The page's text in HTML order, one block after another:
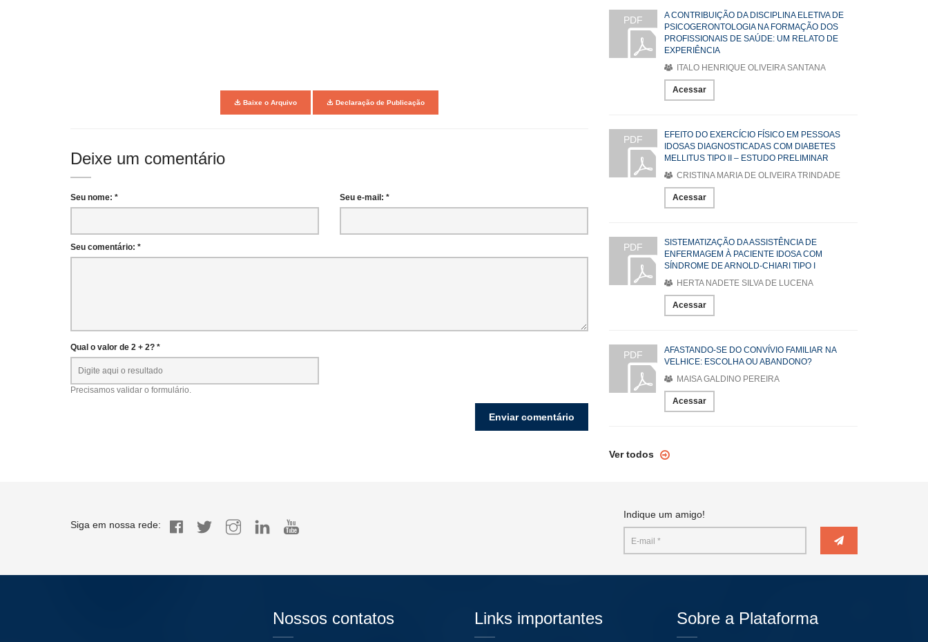
Baixe o Arquivo Declaração de Publicação
Deixe um comentário
Seu nome: * Seu e-mail: *
Seu comentário: *
Qual o valor de 2 + 2? *
Precisamos validar o formulário.
PDF
A CONTRIBUIÇÃO DA DISCIPLINA ELETIVA DE
PSICOGERONTOLOGIA NA FORMAÇÃO DOS
PROFISSIONAIS DE SAÚDE: UM RELATO DE
EXPERIÊNCIA
ITALO HENRIQUE OLIVEIRA SANTANA
Acessar
PDF
EFEITO DO EXERCÍCIO FÍSICO EM PESSOAS
IDOSAS DIAGNOSTICADAS COM DIABETES
MELLITUS TIPO II – ESTUDO PRELIMINAR
CRISTINA MARIA DE OLIVEIRA TRINDADE
Acessar
PDF
SISTEMATIZAÇÃO DA ASSISTÊNCIA DE
ENFERMAGEM À PACIENTE IDOSA COM
SÍNDROME DE ARNOLD-CHIARI TIPO I
HERTA NADETE SILVA DE LUCENA
Acessar
PDF
AFASTANDO-SE DO CONVÍVIO FAMILIAR NA
VELHICE: ESCOLHA OU ABANDONO?
MAISA GALDINO PEREIRA
Acessar
Ver todos
Siga em nossa rede:
Indique um amigo!
Nossos contatos Links importantes Sobre a Plataforma